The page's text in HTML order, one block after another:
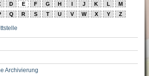
D E F G H I J K L
M
Q R S T U V W X Y Z
Archivierung